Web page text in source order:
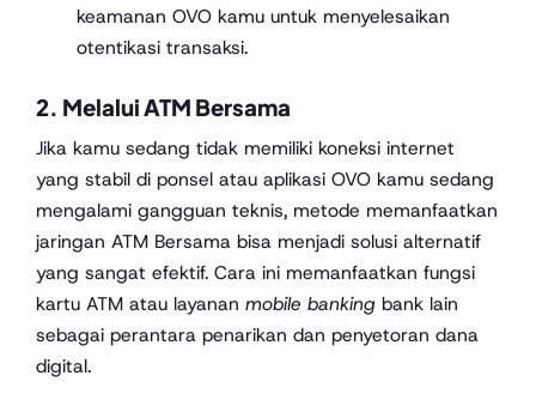
keamanan OVO kamu untuk menyelesaikan
otentikasi transaksi.
2. Melalui ATM Bersama
Jika kamu sedang tidak memiliki koneksi internet
yang stabil di ponsel atau aplikasi OVO kamu sedang
mengalami gangguan teknis, metode memanfaatkan
jaringan ATM Bersama bisa menjadi solusi alternatif
yang sangat efektif. Cara ini memanfaatkan fungsi
kartu ATM atau layanan mobile banking bank lain
sebagai perantara penarikan dan penyetoran dana
digital.